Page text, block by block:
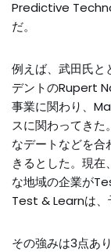
Predictive
だ。
例えば、武田氏と
デントのRupert
事業に関わり、
スに関わってき
なデートなどを合
きるとした。現在
な地域の企業が
Test & Learnは、
その強みは3点あ